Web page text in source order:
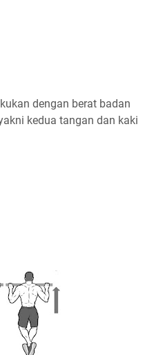
dengan berat badan
kedua tangan dan kaki